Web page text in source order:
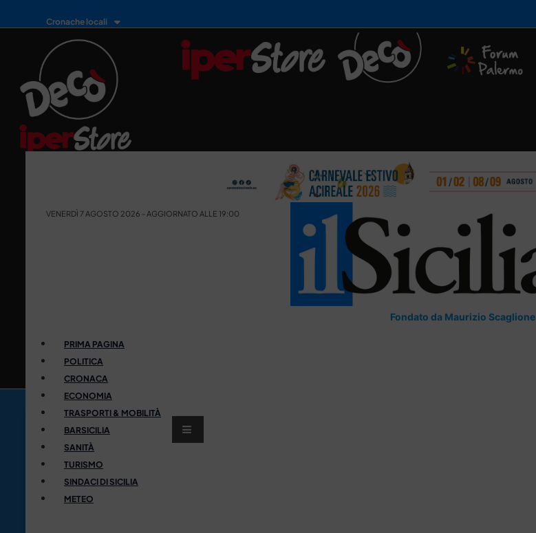
Cronache locali
VENERDÌ 7 AGOSTO 2026 - AGGIORNATO ALLE 19:00
Fondato da Maurizio Scaglione
PRIMA PAGINA
POLITICA
CRONACA
ECONOMIA
TRASPORTI & MOBILITÀ
BARSICILIA
SANITÀ
TURISMO
SINDACI DI SICILIA
METEO